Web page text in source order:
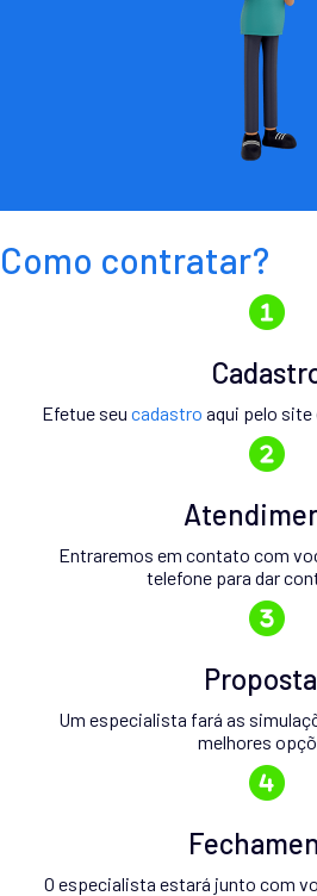
Como contratar?
Efetue seu cadastro aqui pelo site
Entraremos em contato com
telefone para dar
Um especialista fará as
melhores
O especialista estará junto com